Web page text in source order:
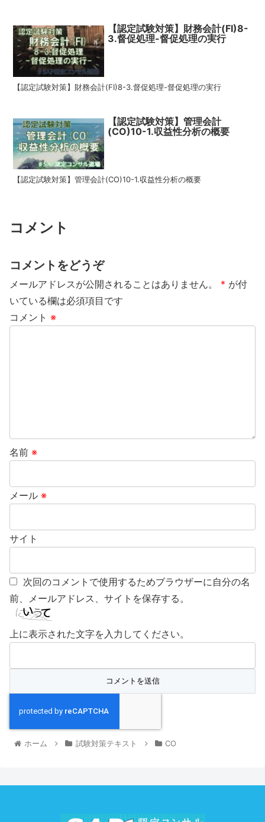
【認定試験対策】財務会計(FI)8-
3.督促処理-督促処理の実行
【認定試験対策】財務会計(FI)8-3.督促処理-督促処理の実行
【認定試験対策】管理会計
(CO)10-1.収益性分析の概要
【認定試験対策】管理会計(CO)10-1.収益性分析の概要
コメント
コメントをどうぞ
メールアドレスが公開されることはありません。 * が付
いている欄は必須項目です
コメント ※
名前 ※
メール ※
サイト
次回のコメントで使用するためブラウザーに自分の名
前、メールアドレス、サイトを保存する。
上に表示された文字を入力してください。
ホーム 試験対策テキスト CO